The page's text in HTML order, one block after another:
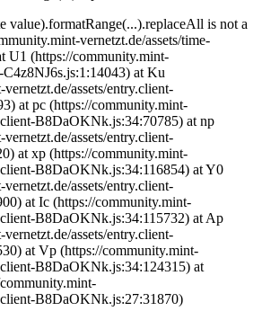
value).formatRange(...).replaceAll is not a
vernetzt.de/assets/time-
U1 (https://community.mint-
C4z8NJ6s.js:1:14043) at Ku
assets/entry.client-
at pc (https://community.mint-
B8DaOKNk.js:34:70785) at np
assets/entry.client-
at xp (https://community.mint-
B8DaOKNk.js:34:116854) at Y0
assets/entry.client-
at Ic (https://community.mint-
B8DaOKNk.js:34:115732) at Ap
assets/entry.client-
at Vp (https://community.mint-
B8DaOKNk.js:34:124315) at
B8DaOKNk.js:27:31870)